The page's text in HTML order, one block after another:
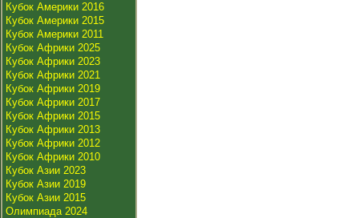
Кубок Америки 2016
Кубок Америки 2015
Кубок Америки 2011
Кубок Африки 2025
Кубок Африки 2023
Кубок Африки 2021
Кубок Африки 2019
Кубок Африки 2017
Кубок Африки 2015
Кубок Африки 2013
Кубок Африки 2012
Кубок Африки 2010
Кубок Азии 2023
Кубок Азии 2019
Кубок Азии 2015
Олимпиада 2024